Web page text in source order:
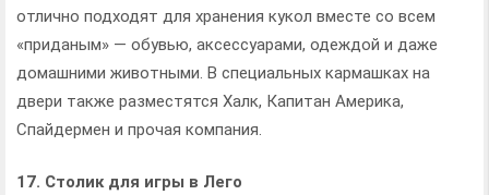
отлично подходят для хранения кукол вместе со всем
«приданым» — обувью, аксессуарами, одеждой и даже
домашними животными. В специальных кармашках на
двери также разместятся Халк, Капитан Америка,
Спайдермен и прочая компания.
17. Столик для игры в Лего